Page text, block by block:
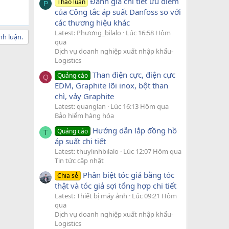
luận.
P Thảo luận
của Công tắc áp suất Danfoss so với
các thương hiệu khác
Latest: Phương_bilalo
Lúc 16:58 Hôm
qua
Dịch vụ doanh nghiệp xuất nhập khẩu-
Logistics
Q Quảng cáo Than điện cực, điện cực
EDM, Graphite lõi inox, bột than
chì, vảy Graphite
Latest: quanglan
Lúc 16:13 Hôm qua
Bảo hiểm hàng hóa
T Quảng cáo Hướng dẫn lắp đồng hồ
áp suất chi tiết
Latest: thuylinhbilalo
Lúc 12:07 Hôm qua
Tin tức cập nhật
Chia sẻ Phân biệt tóc giả bằng tóc
thật và tóc giả sợi tổng hợp chi tiết
Latest: Thiết bị máy ảnh
Lúc 09:21 Hôm
qua
Dịch vụ doanh nghiệp xuất nhập khẩu-
Logistics